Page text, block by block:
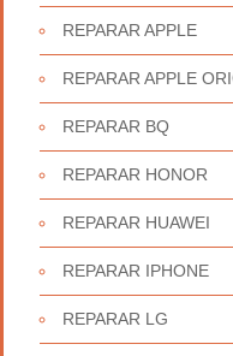
REPARAR APPLE
REPARAR APPLE
REPARAR BQ
REPARAR HONOR
REPARAR HUAWEI
REPARAR IPHONE
REPARAR LG